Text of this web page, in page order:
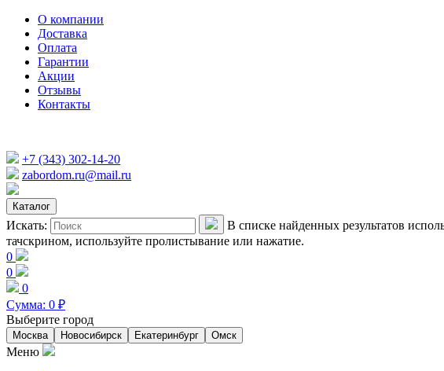
О компании
Доставка
Оплата
Гарантии
Акции
Отзывы
Контакты
+7 (343) 302-14-20
zabordom.ru@mail.ru
Каталог
Искать:
В списке найденных результатов
тачскрином, используйте пролистывание или нажатие.
0
0
0
Сумма: 0 ₽
Выберите город
Москва Новосибирск Екатеринбург Омск
Меню